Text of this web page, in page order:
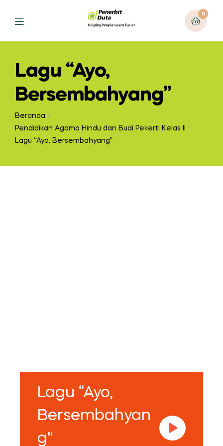
0
Lagu “Ayo,
Bersembahyang”
Beranda
Pendidikan Agama Hindu dan Budi Pekerti Kelas II
Lagu “Ayo, Bersembahyang”
Lagu “Ayo,
Bersembahyan
g"